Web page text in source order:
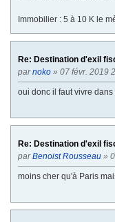
Immobilier : 5 à 10 K le
Re: Destination d'exil
parnoko » 07 févr. 2019
oui donc il faut vivre dans
Re: Destination d'exil
parBenoist Rousseau »
moins cher qu'à Paris